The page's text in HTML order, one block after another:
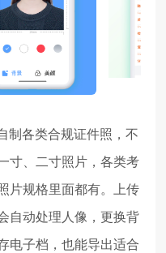
制各类合规证件照，不
寸、二寸照片，各类考
片规格里面都有。上传
自动处理人像，更换背
电子档，也能导出适合